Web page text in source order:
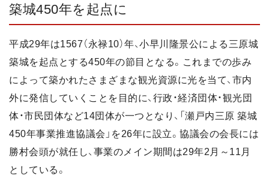
築城450年を起点に
平成29年は1567（永禄10）年、小早川隆景公による三原城
築城を起点とする450年の節目となる。これまでの歩み
によって築かれたさまざまな観光資源に光を当て、市内
外に発信していくことを目的に、行政・経済団体・観光団
体・市民団体など14団体が一つとなり、「瀬戸内三原 築城
450年事業推進協議会」を26年に設立。協議会の会長には
勝村会頭が就任し、事業のメイン期間は29年2月～11月
としている。